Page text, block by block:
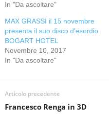
In "Da ascoltare"
MAX GRASSI il 15 novembre
presenta il suo disco d’esordio
BOGART HOTEL
Novembre 10, 2017
In "Da ascoltare"
Articolo precedente
Francesco Renga in 3D